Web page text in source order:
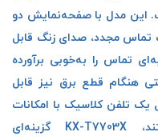
این مدل با صفحه‌نمایش دو
قابلیت تماس مجدد، صدای زنگ قابل
تماس را به‌خوبی برآورده
هنگام قطع برق نیز قابل
یک تلفن کلاسیک با امکانات
کاربردی و بدون پیچیدگی هستند، KX-T7703X گزینه‌ای